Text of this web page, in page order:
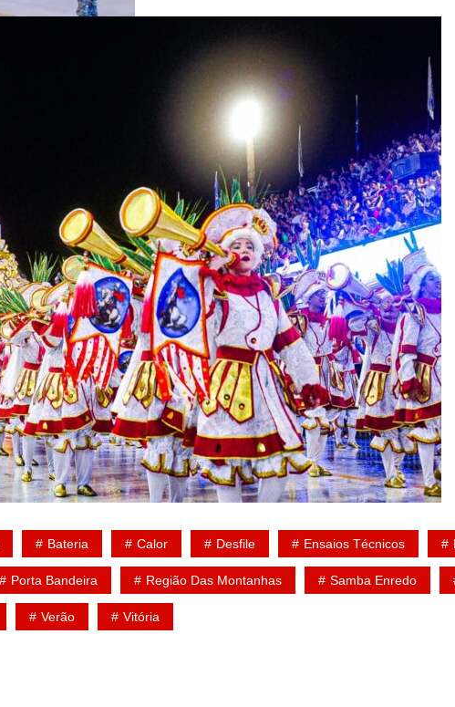
Bateria Calor Desfile Ensaios Técnicos
Porta Bandeira Região Das Montanhas Samba Enredo
Verão Vitória